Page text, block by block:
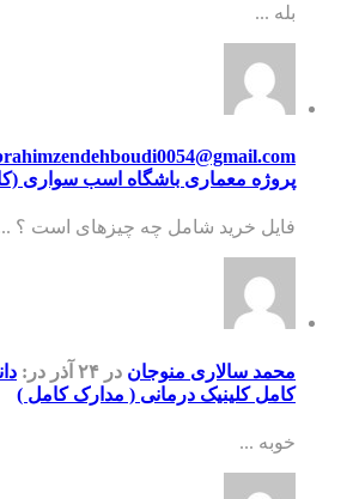
بله ...
پروژه معماری باشگاه اسب سواری
فایل خرید شامل چه چیزهای است ؟
محمد سالاری منوجان در ۲۴ آذر در:
کامل کلینیک درمانی ( مدارک کامل )
خوبه ...